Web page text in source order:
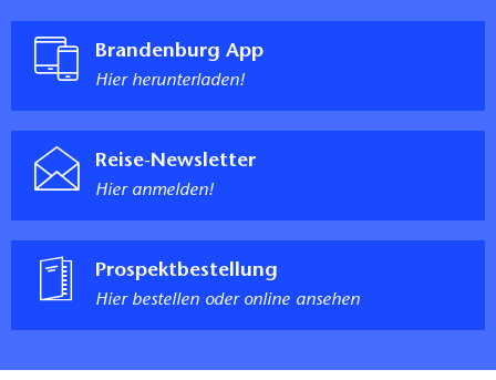
Brandenburg App
Hier herunterladen!
Reise-Newsletter
Hier anmelden!
Prospektbestellung
Hier bestellen oder online ansehen